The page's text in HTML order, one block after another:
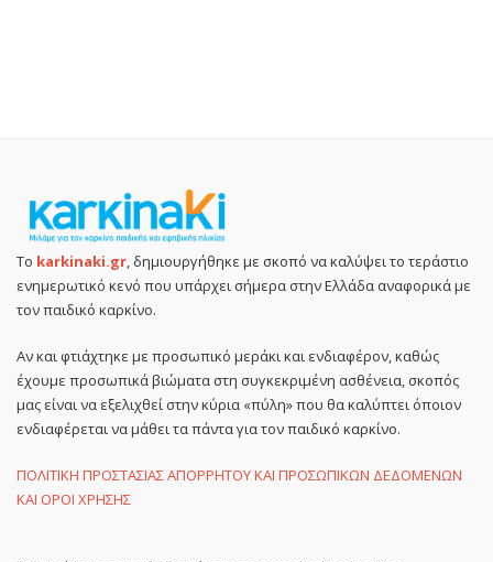
Το karkinaki.gr, δημιουργήθηκε με σκοπό να καλύψει το τεράστιο
ενημερωτικό κενό που υπάρχει σήμερα στην Ελλάδα αναφορικά με
τον παιδικό καρκίνο.
Αν και φτιάχτηκε με προσωπικό μεράκι και ενδιαφέρον, καθώς
έχουμε προσωπικά βιώματα στη συγκεκριμένη ασθένεια, σκοπός
μας είναι να εξελιχθεί στην κύρια «πύλη» που θα καλύπτει όποιον
ενδιαφέρεται να μάθει τα πάντα για τον παιδικό καρκίνο.
ΠΟΛΙΤΙΚΗ ΠΡΟΣΤΑΣΙΑΣ ΑΠΟΡΡΗΤΟΥ ΚΑΙ ΠΡΟΣΩΠΙΚΩΝ ΔΕΔΟΜΕΝΩΝ
ΚΑΙ ΟΡΟΙ ΧΡΗΣΗΣ